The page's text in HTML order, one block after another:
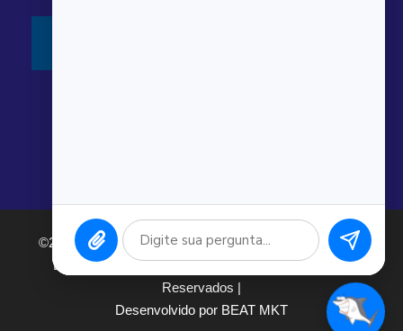
©2026 Argonauta Comércio e Serviços Oceanográficos
Ltda. CNPJ: 00.643.743/0001-80. Todos os direitos
Reservados |
Desenvolvido por BEAT MKT